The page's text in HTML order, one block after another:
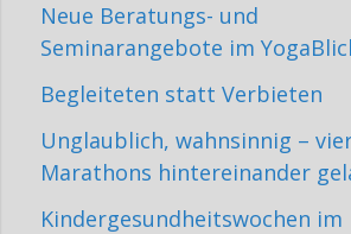
Neue Beratungs- und
Seminarangebote im
Begleiteten statt Verbieten
Unglaublich, wahnsinnig –
Marathons hintereinander
Kindergesundheitswochen im